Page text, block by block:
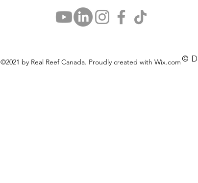
©2021 by Real Reef Canada. Proudly created with Wix.com ©